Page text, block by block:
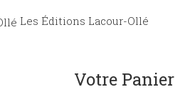
Les Éditions Lacour-Ollé
Votre Panier